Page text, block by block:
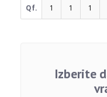
Qf. 1 1 1
Izberite